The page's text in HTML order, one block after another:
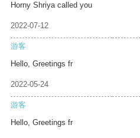
Horny Shriya called you
2022-07-12
游客
Hello, Greetings fr
2022-05-24
游客
Hello, Greetings fr